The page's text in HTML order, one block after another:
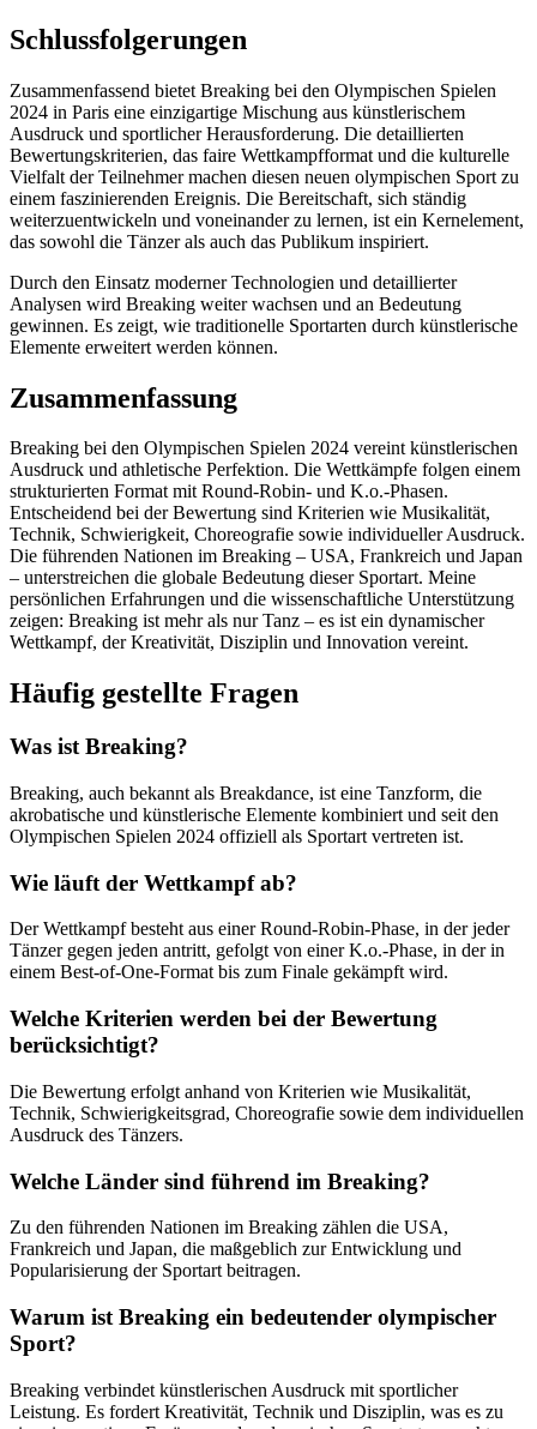
Schlussfolgerungen
Zusammenfassend bietet Breaking bei den Olympischen Spielen
2024 in Paris eine einzigartige Mischung aus künstlerischem
Ausdruck und sportlicher Herausforderung. Die detaillierten
Bewertungskriterien, das faire Wettkampfformat und die kulturelle
Vielfalt der Teilnehmer machen diesen neuen olympischen Sport zu
einem faszinierenden Ereignis. Die Bereitschaft, sich ständig
weiterzuentwickeln und voneinander zu lernen, ist ein Kernelement,
das sowohl die Tänzer als auch das Publikum inspiriert.
Durch den Einsatz moderner Technologien und detaillierter
Analysen wird Breaking weiter wachsen und an Bedeutung
gewinnen. Es zeigt, wie traditionelle Sportarten durch künstlerische
Elemente erweitert werden können.
Zusammenfassung
Breaking bei den Olympischen Spielen 2024 vereint künstlerischen
Ausdruck und athletische Perfektion. Die Wettkämpfe folgen einem
strukturierten Format mit Round-Robin- und K.o.-Phasen.
Entscheidend bei der Bewertung sind Kriterien wie Musikalität,
Technik, Schwierigkeit, Choreografie sowie individueller Ausdruck.
Die führenden Nationen im Breaking – USA, Frankreich und Japan
– unterstreichen die globale Bedeutung dieser Sportart. Meine
persönlichen Erfahrungen und die wissenschaftliche Unterstützung
zeigen: Breaking ist mehr als nur Tanz – es ist ein dynamischer
Wettkampf, der Kreativität, Disziplin und Innovation vereint.
Häufig gestellte Fragen
Was ist Breaking?
Breaking, auch bekannt als Breakdance, ist eine Tanzform, die
akrobatische und künstlerische Elemente kombiniert und seit den
Olympischen Spielen 2024 offiziell als Sportart vertreten ist.
Wie läuft der Wettkampf ab?
Der Wettkampf besteht aus einer Round-Robin-Phase, in der jeder
Tänzer gegen jeden antritt, gefolgt von einer K.o.-Phase, in der in
einem Best-of-One-Format bis zum Finale gekämpft wird.
Welche Kriterien werden bei der Bewertung
berücksichtigt?
Die Bewertung erfolgt anhand von Kriterien wie Musikalität,
Technik, Schwierigkeitsgrad, Choreografie sowie dem individuellen
Ausdruck des Tänzers.
Welche Länder sind führend im Breaking?
Zu den führenden Nationen im Breaking zählen die USA,
Frankreich und Japan, die maßgeblich zur Entwicklung und
Popularisierung der Sportart beitragen.
Warum ist Breaking ein bedeutender olympischer
Sport?
Breaking verbindet künstlerischen Ausdruck mit sportlicher
Leistung. Es fordert Kreativität, Technik und Disziplin, was es zu